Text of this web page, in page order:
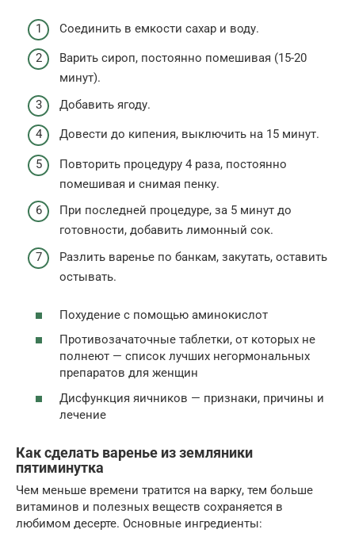
Соединить в емкости сахар и воду.
Варить сироп, постоянно помешивая (15-20
минут).
Добавить ягоду.
Довести до кипения, выключить на 15 минут.
Повторить процедуру 4 раза, постоянно
помешивая и снимая пенку.
При последней процедуре, за 5 минут до
готовности, добавить лимонный сок.
Разлить варенье по банкам, закутать, оставить
остывать.
Похудение с помощью аминокислот
Противозачаточные таблетки, от которых не
полнеют — список лучших негормональных
препаратов для женщин
Дисфункция яичников — признаки, причины и
лечение
Как сделать варенье из земляники
пятиминутка
Чем меньше времени тратится на варку, тем больше
витаминов и полезных веществ сохраняется в
любимом десерте. Основные ингредиенты: